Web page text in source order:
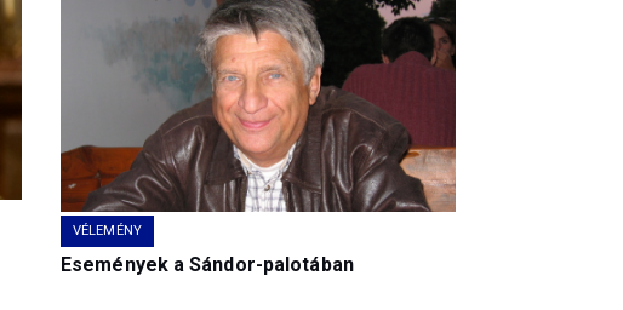
VÉLEMÉNY
Események a Sándor-palotában